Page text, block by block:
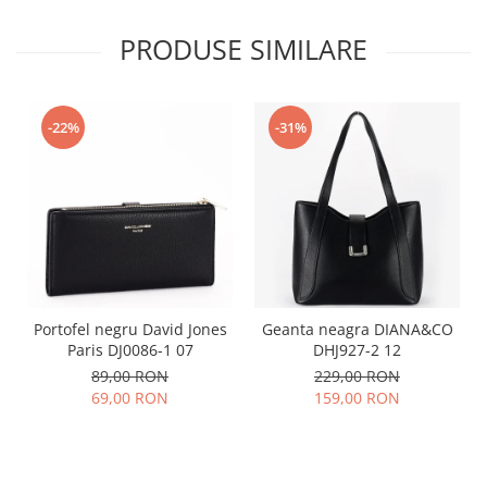
PRODUSE SIMILARE
-22%
Portofel negru David Jones
Paris DJ0086-1 07
89,00 RON
69,00 RON
-31%
Geanta neagra DIANA&CO
DHJ927-2 12
229,00 RON
159,00 RON